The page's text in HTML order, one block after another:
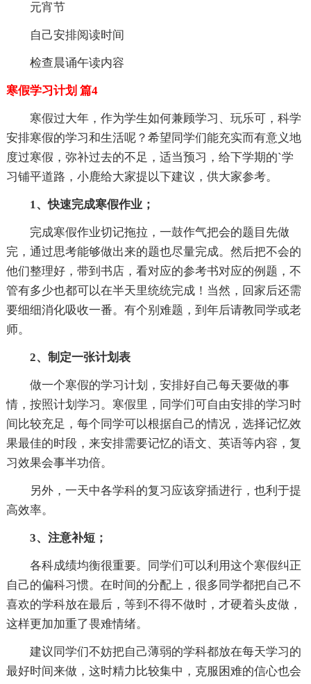
元宵节
自己安排阅读时间
检查晨诵午读内容
寒假学习计划 篇4
寒假过大年，作为学生如何兼顾学习、玩乐可，科学
安排寒假的学习和生活呢？希望同学们能充实而有意义地
度过寒假，弥补过去的不足，适当预习，给下学期的`学
习铺平道路，小鹿给大家提以下建议，供大家参考。
1、快速完成寒假作业；
完成寒假作业切记拖拉，一鼓作气把会的题目先做
完，通过思考能够做出来的题也尽量完成。然后把不会的
他们整理好，带到书店，看对应的参考书对应的例题，不
管有多少也都可以在半天里统统完成！当然，回家后还需
要细细消化吸收一番。有个别难题，到年后请教同学或老
师。
2、制定一张计划表
做一个寒假的学习计划，安排好自己每天要做的事
情，按照计划学习。寒假里，同学们可自由安排的学习时
间比较充足，每个同学可以根据自己的情况，选择记忆效
果最佳的时段，来安排需要记忆的语文、英语等内容，复
习效果会事半功倍。
另外，一天中各学科的复习应该穿插进行，也利于提
高效率。
3、注意补短；
各科成绩均衡很重要。同学们可以利用这个寒假纠正
自己的偏科习惯。在时间的分配上，很多同学都把自己不
喜欢的学科放在最后，等到不得不做时，才硬着头皮做，
这样更加加重了畏难情绪。
建议同学们不妨把自己薄弱的学科都放在每天学习的
最好时间来做，这时精力比较集中，克服困难的信心也会